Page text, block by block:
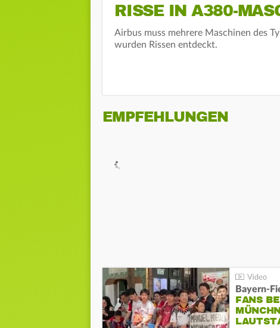
RISSE IN A380-
Airbus muss mehrere Maschinen des
wurden Rissen entdeckt.
EMPFEHLUNGEN
Bayern-
FANS